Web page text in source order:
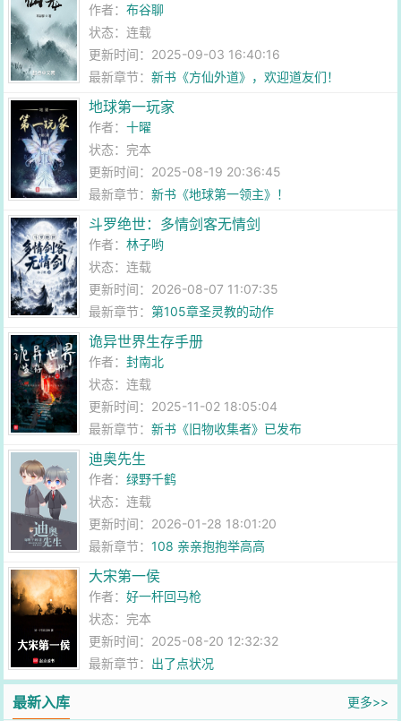
作者：布谷聊
状态：连载
更新时间：2025-09-03 16:40:16
最新章节：新书《方仙外道》，欢迎道友们！
地球第一玩家
作者：十曜
状态：完本
更新时间：2025-08-19 20:36:45
最新章节：新书《地球第一领主》！
斗罗绝世：多情剑客无情剑
作者：林子哟
状态：连载
更新时间：2026-08-07 11:07:35
最新章节：第105章圣灵教的动作
诡异世界生存手册
作者：封南北
状态：连载
更新时间：2025-11-02 18:05:04
最新章节：新书《旧物收集者》已发布
迪奥先生
作者：绿野千鹤
状态：连载
更新时间：2026-01-28 18:01:20
最新章节：108 亲亲抱抱举高高
大宋第一侯
作者：好一杆回马枪
状态：完本
更新时间：2025-08-20 12:32:32
最新章节： 出了点状况
最新入库 更多>>